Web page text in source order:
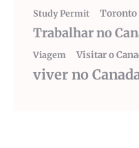
Study Permit Toronto
Trabalhar no
Viagem Visitar o
viver no